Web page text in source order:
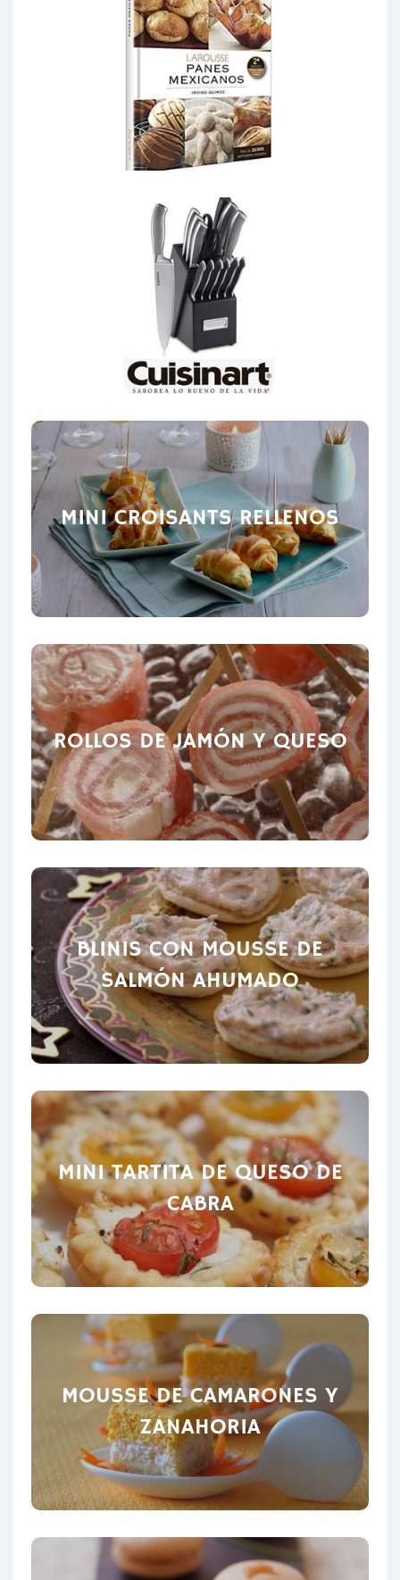
MINI CROISANTS RELLENOS
ROLLOS DE JAMÓN Y QUESO
BLINIS CON MOUSSE DE
SALMÓN AHUMADO
MINI TARTITA DE QUESO DE
CABRA
MOUSSE DE CAMARONES Y
ZANAHORIA